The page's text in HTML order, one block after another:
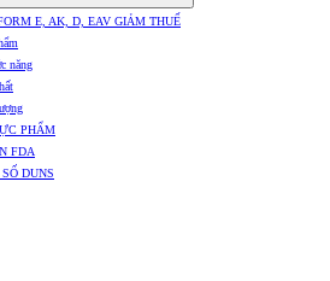
E, AK, D, EAV GIẢM THUẾ
năng
PHẨM
FDA
DUNS